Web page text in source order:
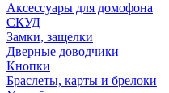
Аксессуары для домофона
СКУД
Замки, защелки
Дверные доводчики
Кнопки
Браслеты, карты и брелоки